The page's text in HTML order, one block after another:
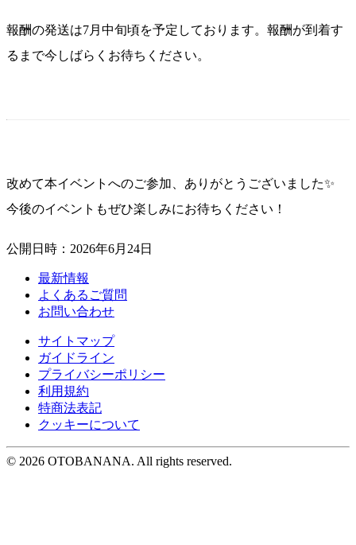
報酬の発送は7月中旬頃を予定しております。報酬が到着す
るまで今しばらくお待ちください。
改めて本イベントへのご参加、ありがとうございました✨
今後のイベントもぜひ楽しみにお待ちください！
公開日時：2026年6月24日
最新情報
よくあるご質問
お問い合わせ
サイトマップ
ガイドライン
プライバシーポリシー
利用規約
特商法表記
クッキーについて
©︎ 2026 OTOBANANA. All rights reserved.